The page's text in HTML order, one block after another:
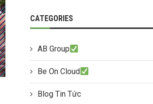
CATEGORIES
AB Group
Be On Cloud
Blog Tin Tức